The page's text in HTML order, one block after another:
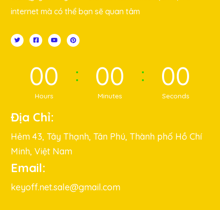
internet mà có thể bạn sẽ quan tâm
00
Hours
00
Minutes
00
Seconds
Địa Chỉ:
Hẻm 43, Tây Thạnh, Tân Phú, Thành phố Hồ Chí
Minh, Việt Nam
Email:
keyoff.net.sale@gmail.com